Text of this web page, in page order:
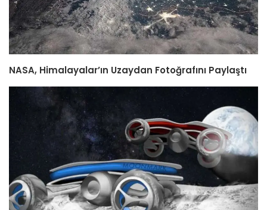
NASA, Himalayalar’ın Uzaydan Fotoğrafını Paylaştı